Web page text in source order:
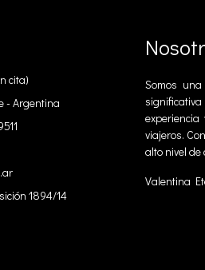
cita)
- Argentina
1894/14
Somos
viajeros.
alto nivel
Valentina